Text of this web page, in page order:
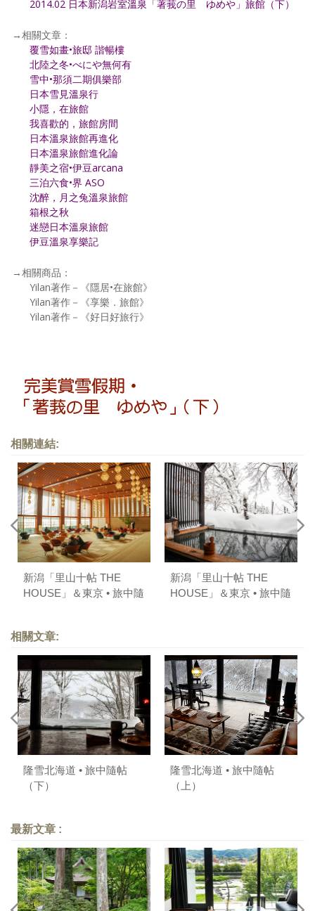
2014.02 日本新潟岩室溫泉「著莪の里 ゆめや」旅館（下）
→相關文章：
覆雪如畫•旅邸 諧暢樓
北陸之冬•べにや無何有
雪中•那須二期俱樂部
日本雪見溫泉行
小隱，在旅館
我喜歡的，旅館房間
日本溫泉旅館再進化
日本溫泉旅館進化論
靜美之宿•伊豆arcana
三泊六食•界 ASO
沈醉，月之兔溫泉旅館
箱根之秋
迷戀日本溫泉旅館
伊豆溫泉享樂記
→相關商品：
Yilan著作－《隱居•在旅館》
Yilan著作－《享樂．旅館》
Yilan著作－《好日好旅行》
相關連結:
新潟「里山十帖 THE
HOUSE」＆東京 • 旅中隨
新潟「里山十帖 THE
HOUSE」＆東京 • 旅中隨
相關文章:
隆雪北海道 • 旅中隨帖
（下）
隆雪北海道 • 旅中隨帖
（上）
最新文章 :